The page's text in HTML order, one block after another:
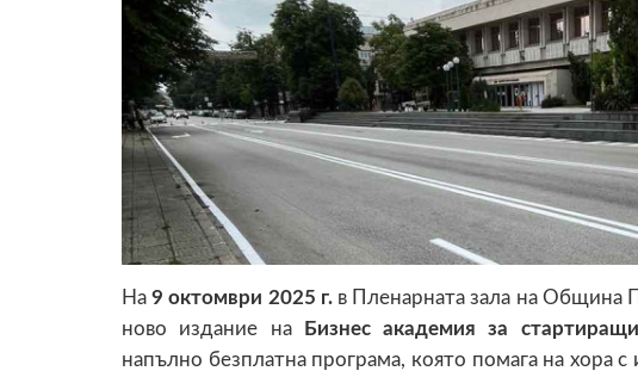
На9 октомври 2025 г.в Пленарната зала на Община
ново издание на
Бизнес академия за
напълно безплатна програма, която помага на хора